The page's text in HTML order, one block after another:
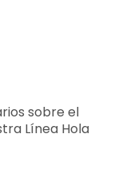
sobre el
Línea Hola